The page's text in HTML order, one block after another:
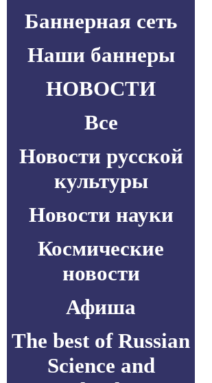
Баннерная сеть
Наши баннеры
НОВОСТИ
Все
Новости русской
культуры
Новости науки
Космические
новости
Афиша
The best of Russian
Science and